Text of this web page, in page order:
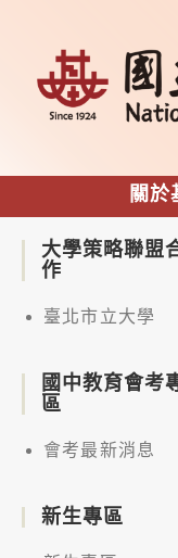
關於
大學策略聯盟
作
臺北市立大學
國中教育會考
區
會考最新消息
新生專區